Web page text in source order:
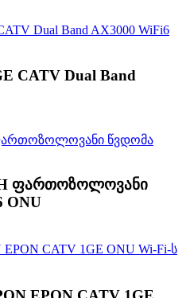
CATV Dual Band
ფართოზოლოვანი
ONU